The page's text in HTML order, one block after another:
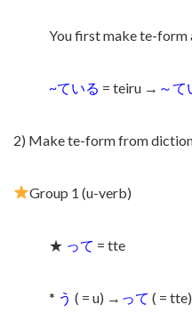
You first make te-form
~ている = teiru → ～て
2) Make te-form from
Group 1 (u-verb)
★ って = tte
* う ( = u) → って ( = tte)